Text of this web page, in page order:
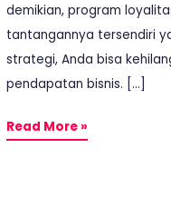
demikian, program
tantangannya tersendiri
strategi, Anda bisa
pendapatan bisnis. […]
Read More »